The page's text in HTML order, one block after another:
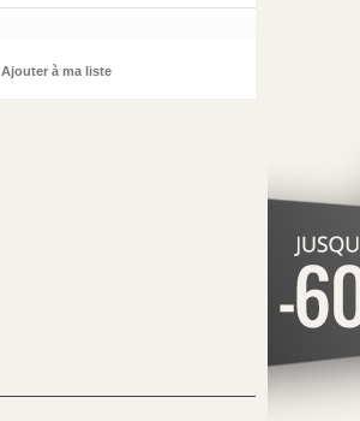
Ajouter à ma liste